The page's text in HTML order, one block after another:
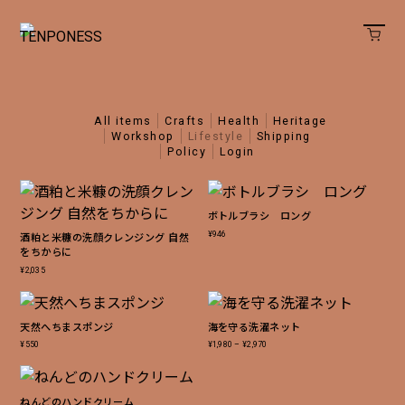
all items crafts health
heritage
workshop
lifestyle
shipping
policy
login
酒粕と米糠の洗顔クレンジング 自然
をちからに
¥2,035
ボトルブラシ ロング
¥946
天然へちまスポンジ
¥ 550
海を守る洗濯ネット
¥1,980 – ¥2,970